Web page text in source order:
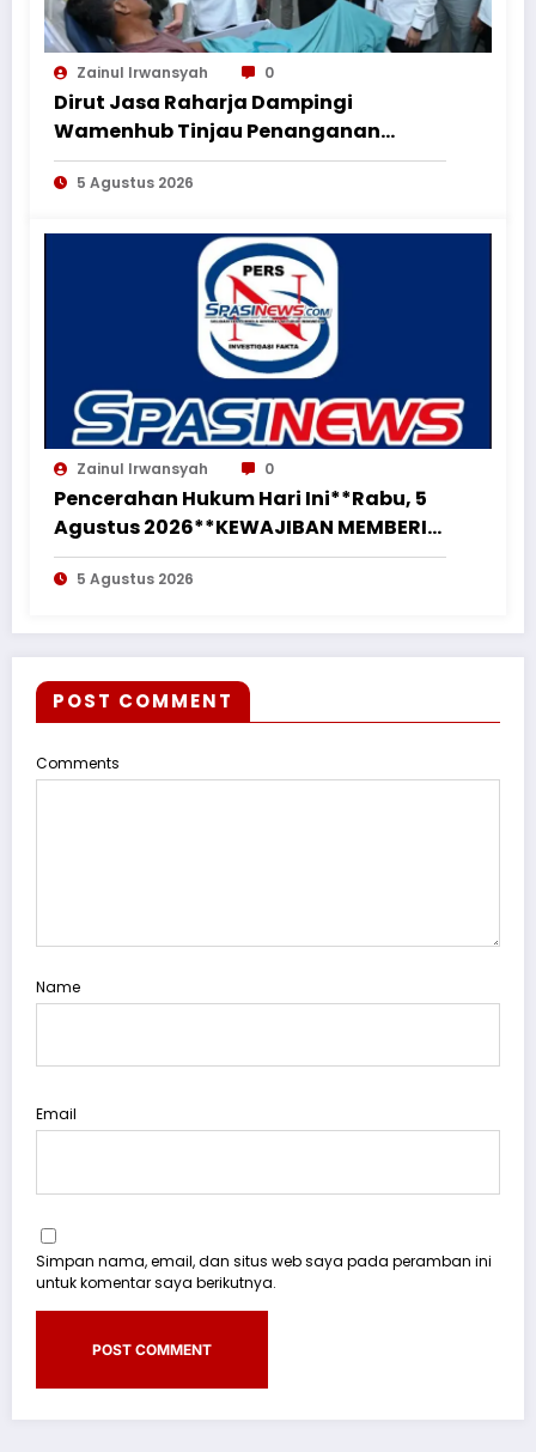
Zainul Irwansyah 0
Dirut Jasa Raharja Dampingi
Wamenhub Tinjau Penanganan
Korban KM Mutiara Sentosa II di RS
PHC Surabaya
5 Agustus 2026
Zainul Irwansyah 0
Pencerahan Hukum Hari Ini**Rabu, 5
Agustus 2026**KEWAJIBAN MEMBERI
NAFKAH PASCA-PERCERAIAN KEPADA
MANTAN ISTRI DAN ANAK MASIH
5 Agustus 2026
POST COMMENT
Comments
Name
Email
Simpan nama, email, dan situs web saya pada peramban ini
untuk komentar saya berikutnya.